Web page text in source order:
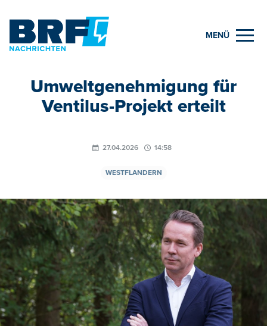
MENÜ
Umweltgenehmigung für
Ventilus-Projekt erteilt
27.04.2026 14:58
WESTFLANDERN